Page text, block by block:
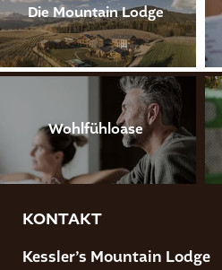
Die Mountain Lodge
Wohlfühloase
KONTAKT
Kessler’s Mountain Lodge